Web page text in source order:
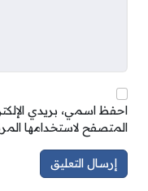
احفظ اسمي، بريدي
المتصفح لاستخدامها